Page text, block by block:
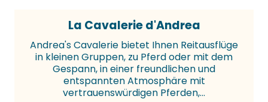
La Cavalerie d'Andrea
Andrea's Cavalerie bietet Ihnen Reitausflüge
in kleinen Gruppen, zu Pferd oder mit dem
Gespann, in einer freundlichen und
entspannten Atmosphäre mit
vertrauenswürdigen Pferden,...